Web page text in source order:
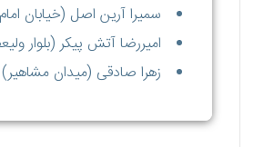
سمیرا آرین اصل (خیابان
امیررضا آتش پیکر (بلوار
زهرا صادقی (میدان مشاهیر)